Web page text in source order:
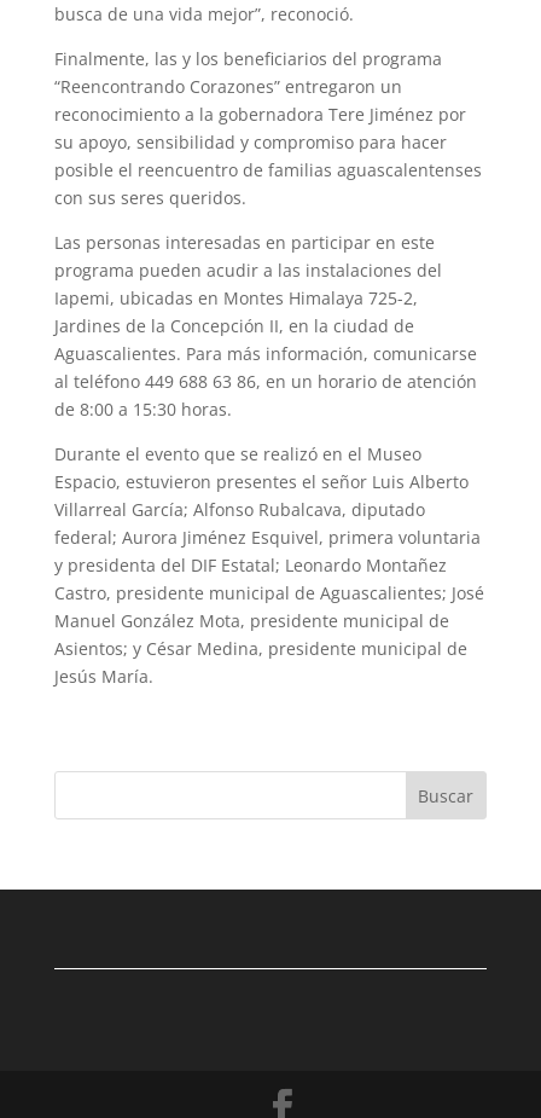
busca de una vida mejor”, reconoció.
Finalmente, las y los beneficiarios del programa
“Reencontrando Corazones” entregaron un
reconocimiento a la gobernadora Tere Jiménez por
su apoyo, sensibilidad y compromiso para hacer
posible el reencuentro de familias aguascalentenses
con sus seres queridos.
Las personas interesadas en participar en este
programa pueden acudir a las instalaciones del
Iapemi, ubicadas en Montes Himalaya 725-2,
Jardines de la Concepción II, en la ciudad de
Aguascalientes. Para más información, comunicarse
al teléfono 449 688 63 86, en un horario de atención
de 8:00 a 15:30 horas.
Durante el evento que se realizó en el Museo
Espacio, estuvieron presentes el señor Luis Alberto
Villarreal García; Alfonso Rubalcava, diputado
federal; Aurora Jiménez Esquivel, primera voluntaria
y presidenta del DIF Estatal; Leonardo Montañez
Castro, presidente municipal de Aguascalientes; José
Manuel González Mota, presidente municipal de
Asientos; y César Medina, presidente municipal de
Jesús María.
Buscar